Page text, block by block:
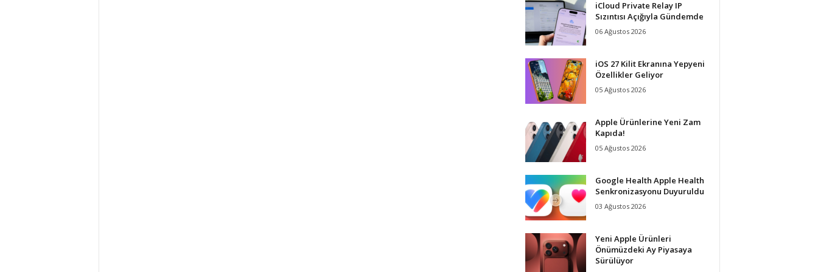
iCloud Private Relay IP
Sızıntısı Açığıyla Gündemde
06 Ağustos 2026
iOS 27 Kilit Ekranına Yepyeni
Özellikler Geliyor
05 Ağustos 2026
Apple Ürünlerine Yeni Zam
Kapıda!
05 Ağustos 2026
Google Health Apple Health
Senkronizasyonu Duyuruldu
03 Ağustos 2026
Yeni Apple Ürünleri
Önümüzdeki Ay Piyasaya
Sürülüyor